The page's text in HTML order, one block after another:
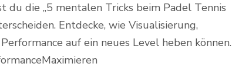
du die „5 mentalen Tricks beim Padel Tennis
Entdecke, wie Visualisierung,
auf ein neues Level heben können.